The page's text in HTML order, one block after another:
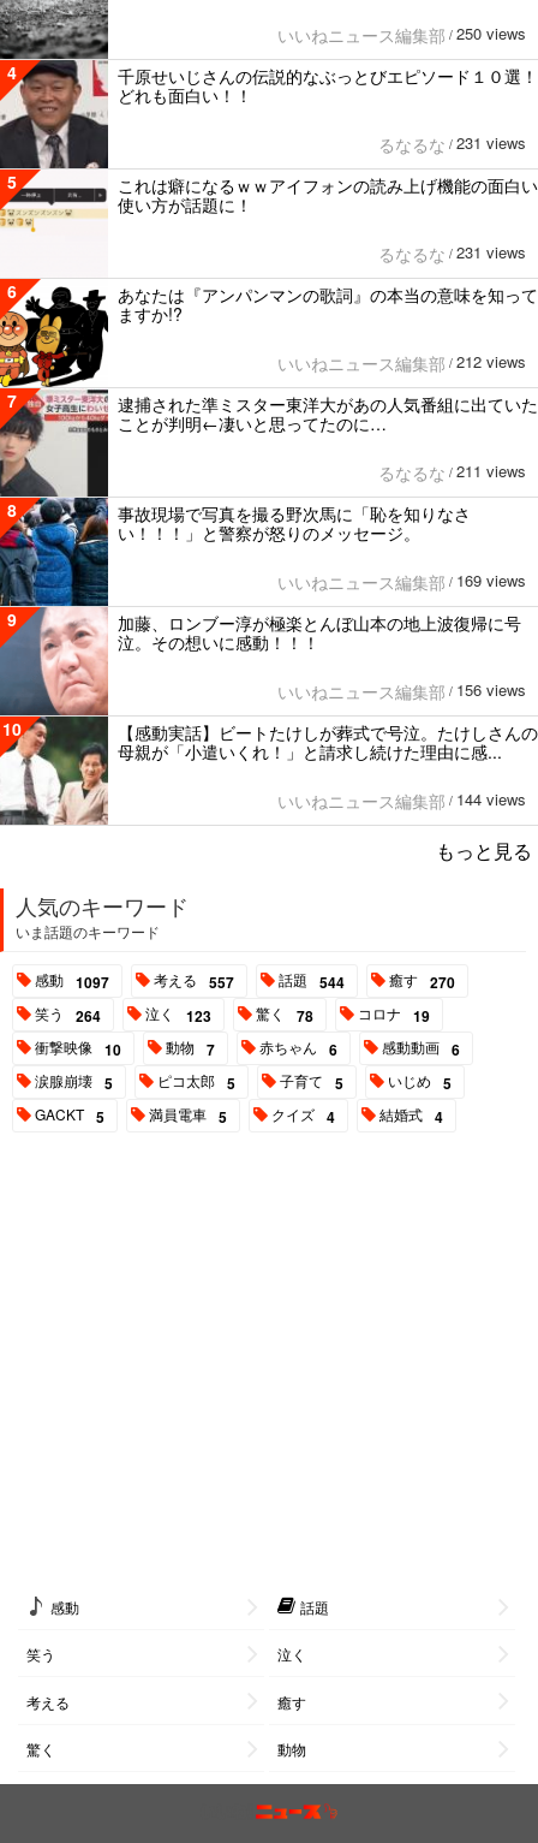
いいねニュース編集部 / 250 views
4
千原せいじさんの伝説的なぶっとびエピソード１０選！
どれも面白い！！
るなるな / 231 views
5
これは癖になるｗｗアイフォンの読み上げ機能の面白い
使い方が話題に！
るなるな / 231 views
6
あなたは『アンパンマンの歌詞』の本当の意味を知って
ますか!?
いいねニュース編集部 / 212 views
7
逮捕された準ミスター東洋大があの人気番組に出ていた
ことが判明←凄いと思ってたのに…
るなるな / 211 views
8
事故現場で写真を撮る野次馬に「恥を知りなさ
い！！！」と警察が怒りのメッセージ。
いいねニュース編集部 / 169 views
9
加藤、ロンブー淳が極楽とんぼ山本の地上波復帰に号
泣。その想いに感動！！！
いいねニュース編集部 / 156 views
10
【感動実話】ビートたけしが葬式で号泣。たけしさんの
母親が「小遣いくれ！」と請求し続けた理由に感...
いいねニュース編集部 / 144 views
もっと見る
人気のキーワード
いま話題のキーワード
感動 1097 考える 557 話題 544 癒す 270
笑う 264 泣く 123 驚く 78 コロナ 19
衝撃映像 10 動物 7 赤ちゃん 6 感動動画 6
涙腺崩壊 5 ピコ太郎 5 子育て 5 いじめ 5
GACKT 5 満員電車 5 クイズ 4 結婚式 4
感動 話題
笑う 泣く
考える 癒す
驚く 動物